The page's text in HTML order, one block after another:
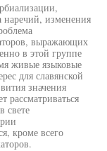
наречий, изменения
выражающих
в этой группе
живые языковые
для славянской
значения
рассматриваться
свете
кроме всего